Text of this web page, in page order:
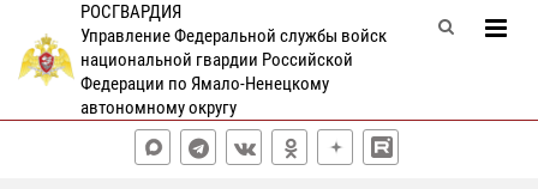
РОСГВАРДИЯ
Управление Федеральной службы войск
национальной гвардии Российской
Федерации по Ямало-Ненецкому
автономному округу